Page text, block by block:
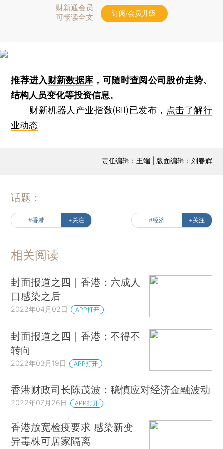
财新通会员
可畅读全文
订阅/会员升级
推荐进入财新数据库 ，可随时查阅公司股价走势、
结构人员变化等投资信息。
财新机器人产业指数(RII)已发布， 点击了解行
业动态
责任编辑：王端 | 版面编辑：刘春辉
话题：
#香港 +关注 #经济 +关注
相关阅读
封面报道之四｜香港：六成人
口感染之后
2022年04月02日 APP打开
封面报道之四｜香港：不得不
转向
2022年03月19日 APP打开
香港财政司长陈茂波：稳慎应对经济金融波动
2022年07月26日 APP打开
香港放宽检疫要求 感染新变
异毒株可居家隔离